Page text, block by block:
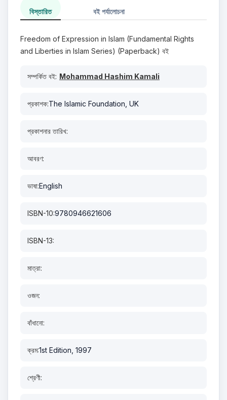
বিস্তারিত বই পর্যালোচনা
Freedom of Expression in Islam (Fundamental Rights
and Liberties in Islam Series) (Paperback) বই
সম্পর্কিত বই: Mohammad Hashim Kamali
প্রকাশক:The Islamic Foundation, UK
প্রকাশনার তারিখ:
আবরণ:
ভাষা:English
ISBN-10:9780946621606
ISBN-13:
মাত্রা:
ওজন:
বাঁধানো:
ক্রম:1st Edition, 1997
শ্রেণী: